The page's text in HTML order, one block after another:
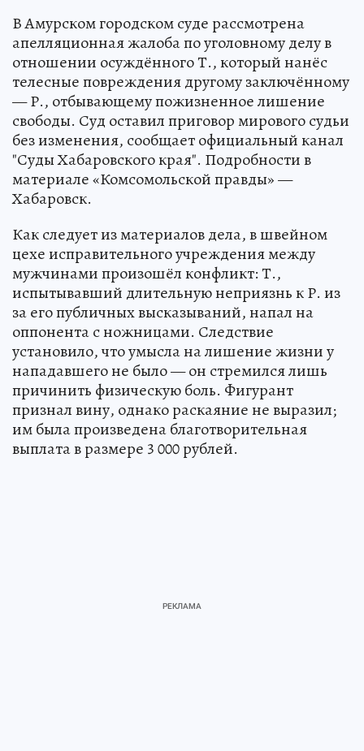
В Амурском городском суде рассмотрена
апелляционная жалоба по уголовному делу в
отношении осуждённого Т., который нанёс
телесные повреждения другому заключённому
— Р., отбывающему пожизненное лишение
свободы. Суд оставил приговор мирового судьи
без изменения, сообщает официальный канал
"Суды Хабаровского края". Подробности в
материале «Комсомольской правды» —
Хабаровск.
Как следует из материалов дела, в швейном
цехе исправительного учреждения между
мужчинами произошёл конфликт: Т.,
испытывавший длительную неприязнь к Р. из
за его публичных высказываний, напал на
оппонента с ножницами. Следствие
установило, что умысла на лишение жизни у
нападавшего не было — он стремился лишь
причинить физическую боль. Фигурант
признал вину, однако раскаяние не выразил;
им была произведена благотворительная
выплата в размере 3 000 рублей.